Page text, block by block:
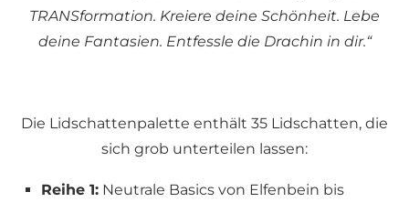
TRANSformation. Kreiere deine Schönheit. Lebe
deine Fantasien. Entfessle die Drachin in dir.“
Die Lidschattenpalette enthält 35 Lidschatten, die
sich grob unterteilen lassen:
Reihe 1: Neutrale Basics von Elfenbein bis